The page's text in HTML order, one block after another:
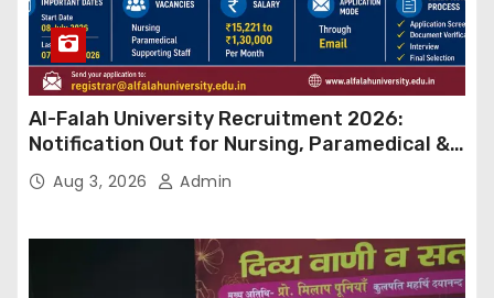
Al-Falah University Recruitment 2026:
Notification Out for Nursing, Paramedical &
Supporting Staff Posts, Apply Through Email
Aug 3, 2026 Admin